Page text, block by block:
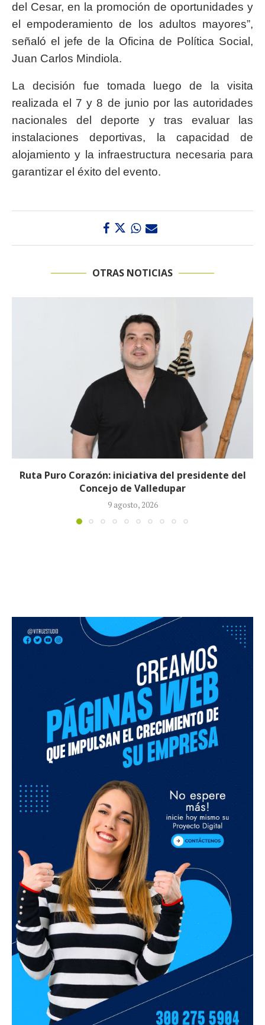
del Cesar, en la promoción de oportunidades y
el empoderamiento de los adultos mayores”,
señaló el jefe de la Oficina de Política Social,
Juan Carlos Mindiola.
La decisión fue tomada luego de la visita
realizada el 7 y 8 de junio por las autoridades
nacionales del deporte y tras evaluar las
instalaciones deportivas, la capacidad de
alojamiento y la infraestructura necesaria para
garantizar el éxito del evento.
OTRAS NOTICIAS
Millonarias inversiones impulsan el desarrollo de
Pailitas con obras en infraestructura, deporte...
6 agosto, 2026